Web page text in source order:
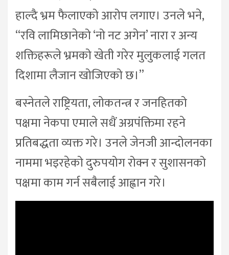
हाल्दै भ्रम फैलाएको आरोप लगाए। उनले भने,
“रवि लामिछानेको ‘नो नट अगेन’ नारा र अन्य
शक्तिहरूले भ्रमको खेती गरेर मुलुकलाई गलत
दिशामा लैजान खोजिएको छ।”
बस्नेतले राष्ट्रियता, लोकतन्त्र र जनहितको
पक्षमा नेकपा एमाले सधैं अग्रपंक्तिमा रहने
प्रतिबद्धता व्यक्त गरे। उनले जेनजी आन्दोलनका
नाममा भइरहेको दुरुपयोग रोक्न र सुशासनको
पक्षमा काम गर्न सबैलाई आह्वान गरे।